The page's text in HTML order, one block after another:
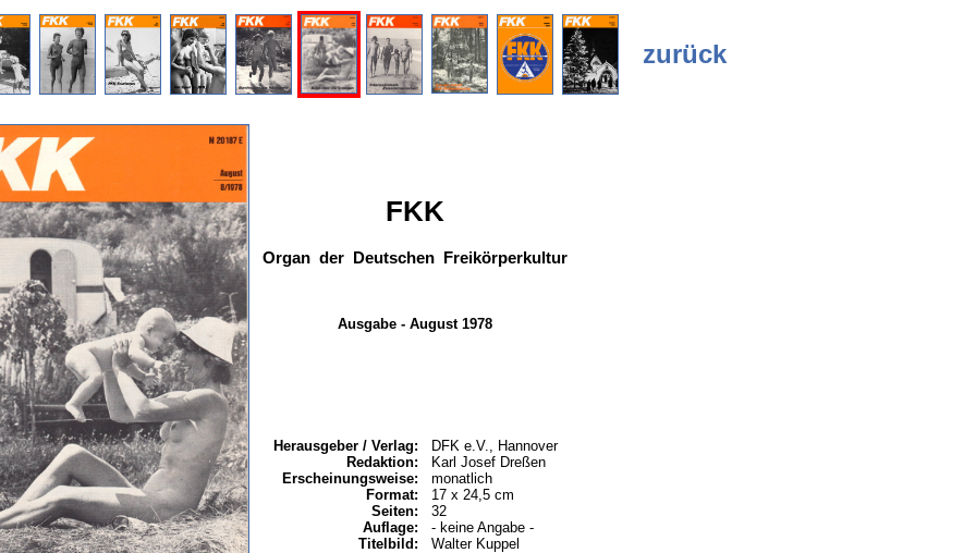
zurück
FKK
Organ der Deutschen Freikörperkultur
Ausgabe - August 1978
Herausgeber / Verlag:
Redaktion:
Erscheinungsweise:
Format:
Seiten:
Auflage:
Titelbild:
DFK e.V., Hannover
Karl Josef Dreßen
monatlich
17 x 24,5 cm
32
- keine Angabe -
Walter Kuppel